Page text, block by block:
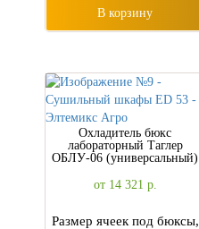
В корзину
Охладитель бюкс
лабораторный Tаглер
ОБЛУ-06 (универсальный)
от 14 321 р.
Размер ячеек под бюксы,